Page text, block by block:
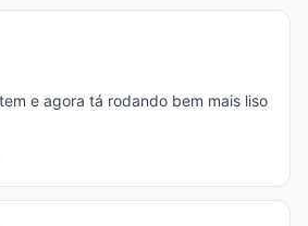
e agora tá rodando bem mais liso